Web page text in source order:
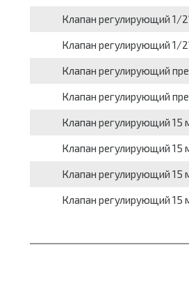
Клапан регулирующий 1/
Клапан регулирующий 1/
Клапан регулирующий
Клапан регулирующий
Клапан регулирующий 15
Клапан регулирующий 15
Клапан регулирующий 15
Клапан регулирующий 15